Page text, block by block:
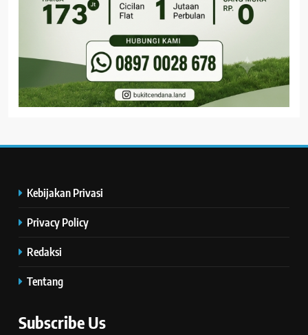
Kebijakan Privasi
Privacy Policy
Redaksi
Tentang
Subscribe Us